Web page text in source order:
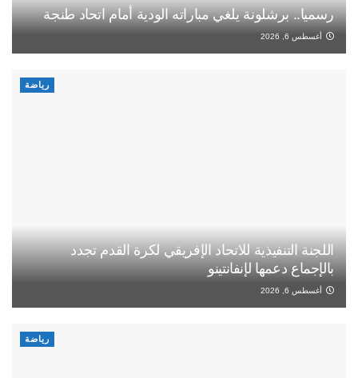
رسميا.. برشلونة يلغي مباراته الودية أمام اتحاد طنجة
أغسطس 6, 2026
رياضة
اللجنة التنفيذية للاتحاد الإفريقي لكرة القدم تجدد
بالإجماع دعمها لإنفانتينو
أغسطس 6, 2026
رياضة